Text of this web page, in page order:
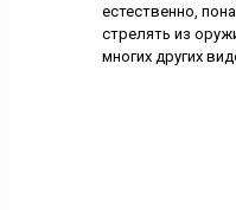
естественно,
стрелять из
многих других